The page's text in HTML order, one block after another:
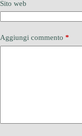
Sito web
Aggiungi commento *